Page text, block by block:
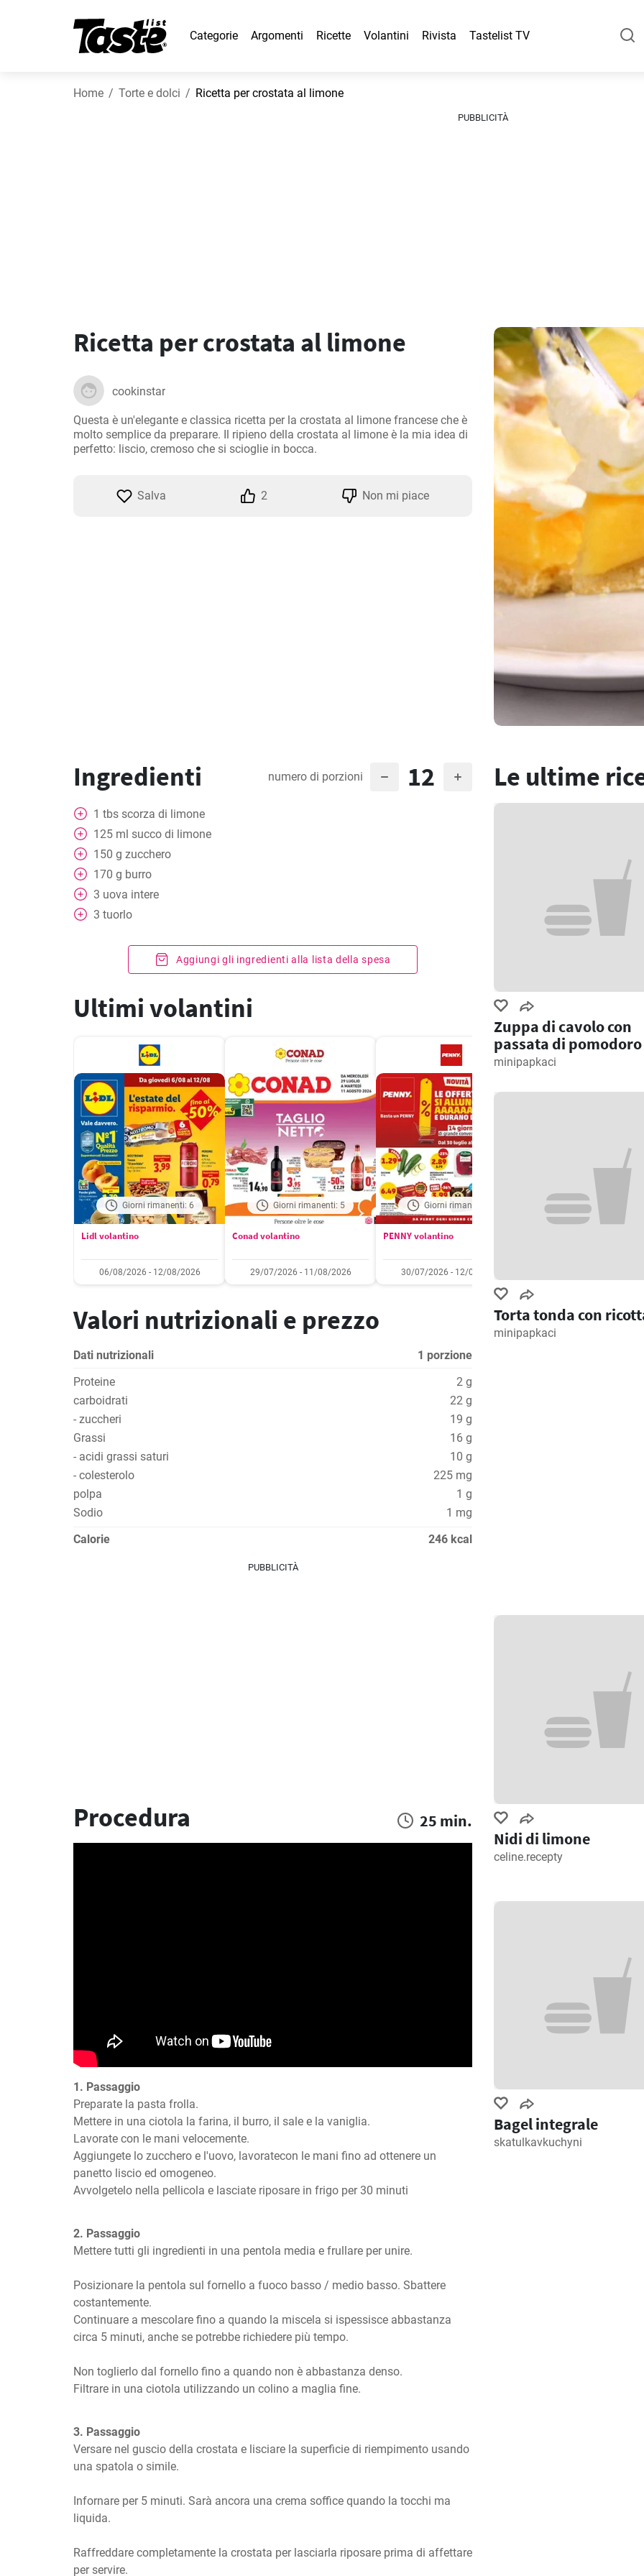
Categorie Argomenti Ricette Volantini Rivista Tastelist TV
Home Torte e dolci Ricetta per crostata al limone
PUBBLICITÀ
Ricetta per crostata al limone
cookinstar
Questa è un'elegante e classica ricetta per la crostata al limone francese che è
molto semplice da preparare. Il ripieno della crostata al limone è la mia idea di
perfetto: liscio, cremoso che si scioglie in bocca.
Salva 2 Non mi piace
Ingredienti numero di porzioni 12
1 tbs scorza di limone
125 ml succo di limone
150 g zucchero
170 g burro
3 uova intere
3 tuorlo
Aggiungi gli ingredienti alla lista della spesa
Ultimi volantini
Giorni rimanenti: 6
Lidl volantino
06/08/2026 - 12/08/2026
Giorni rimanenti: 5
Conad volantino
29/07/2026 - 11/08/2026
Giorni rimanenti: 6
PENNY volantino
30/07/2026 - 12/08/2026
Giorni rimanenti:
Valori nutrizionali e prezzo
Dati nutrizionali
1 porzione
Proteine
2 g
carboidrati
22 g
- zuccheri
19 g
Grassi
16 g
- acidi grassi saturi
10 g
- colesterolo
225 mg
polpa
1 g
Sodio
1 mg
Calorie
246 kcal
PUBBLICITÀ
Procedura 25 min.
1. Passaggio
Preparate la pasta frolla.
Mettere in una ciotola la farina, il burro, il sale e la vaniglia.
Lavorate con le mani velocemente.
Aggiungete lo zucchero e l'uovo, lavoratecon le mani fino ad ottenere un
panetto liscio ed omogeneo.
Avvolgetelo nella pellicola e lasciate riposare in frigo per 30 minuti
2. Passaggio
Mettere tutti gli ingredienti in una pentola media e frullare per unire.
Posizionare la pentola sul fornello a fuoco basso / medio basso. Sbattere
costantemente.
Continuare a mescolare fino a quando la miscela si ispessisce abbastanza
circa 5 minuti, anche se potrebbe richiedere più tempo.
Non toglierlo dal fornello fino a quando non è abbastanza denso.
Filtrare in una ciotola utilizzando un colino a maglia fine.
3. Passaggio
Versare nel guscio della crostata e lisciare la superficie di riempimento usando
una spatola o simile.
Infornare per 5 minuti. Sarà ancora una crema soffice quando la tocchi ma
liquida.
Raffreddare completamente la crostata per lasciarla riposare prima di affettare
per servire.
Le ultime
Zuppa di cavolo con
passata di pomodoro
minipapkaci
Torta tonda con
minipapkaci
Nidi di limone
celine.recepty
Bagel integrale
skatulkavkuchyni